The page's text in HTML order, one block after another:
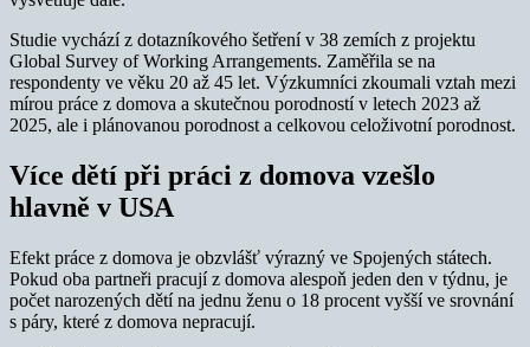
Studie vychází z dotazníkového šetření v 38 zemích z projektu
Global Survey of Working Arrangements. Zaměřila se na
respondenty ve věku 20 až 45 let. Výzkumníci zkoumali vztah mezi
mírou práce z domova a skutečnou porodností v letech 2023 až
2025, ale i plánovanou porodnost a celkovou celoživotní porodnost.
Více dětí při práci z domova vzešlo
hlavně v USA
Efekt práce z domova je obzvlášť výrazný ve Spojených státech.
Pokud oba partneři pracují z domova alespoň jeden den v týdnu, je
počet narozených dětí na jednu ženu o 18 procent vyšší ve srovnání
s páry, které z domova nepracují.